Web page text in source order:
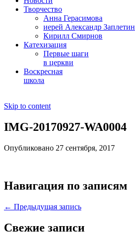
Творчество
Анна Герасимова
иерей Александр Заплетин
Кирилл Смирнов
Катехизация
Первые шаги
в церкви
Воскресная
школа
Skip to content
IMG-20170927-WA0004
Опубликовано 27 сентября, 2017
Навигация по записям
← Предыдущая запись
Свежие записи